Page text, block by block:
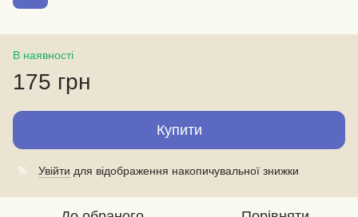
В наявності
175 грн
Купити
% Увійти для відображення накопичувальної знижки